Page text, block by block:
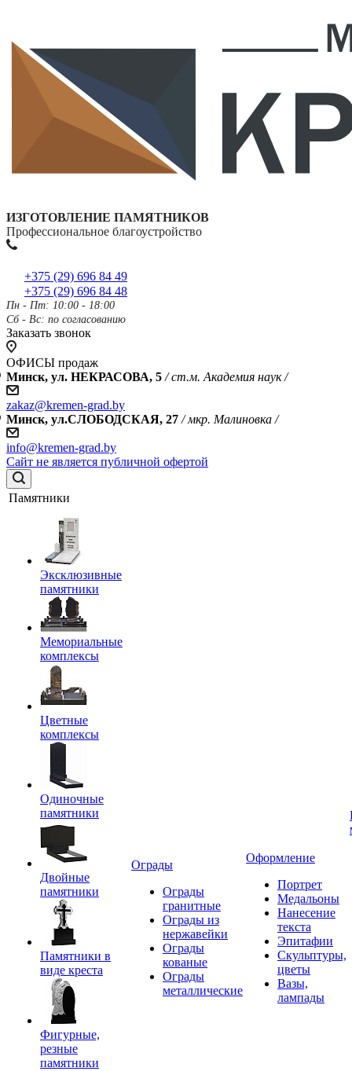
ИЗГОТОВЛЕНИЕ ПАМЯТНИКОВ
Профессиональное благоустройство
+375 (29) 696 84 49
+375 (29) 696 84 48
Пн - Пт: 10:00 - 18:00
Сб - Вс: по согласованию
Заказать звонок
ОФИСЫ продаж
Минск, ул. НЕКРАСОВА, 5 / ст.м. Академия наук /
zakaz@kremen-grad.by
Минск, ул.СЛОБОДСКАЯ, 27 / мкр. Малиновка /
info@kremen-grad.by
Сайт не является публичной офертой
Памятники
Эксклюзивные
памятники
Мемориальные
комплексы
Цветные
комплексы
Одиночные
памятники
Двойные
памятники
Памятники в
виде креста
Фигурные,
резные
памятники
Ограды
Ограды
гранитные
Ограды из
нержавейки
Ограды
кованые
Ограды
металлические
Оформление
Портрет
Медальоны
Нанесение
текста
Эпитафии
Скульптуры,
цветы
Вазы,
лампады